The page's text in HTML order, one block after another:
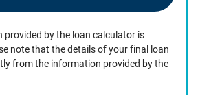
provided by the loan calculator is
note that the details of your final loan
from the information provided by the